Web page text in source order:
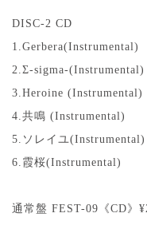
DISC-2 CD
1.Gerbera(Instrumental)
2.Σ-sigma-(Instrumental)
3.Heroine (Instrumental)
4.共鳴 (Instrumental)
5.ソレイユ(Instrumental)
6.霞桜(Instrumental)
通常盤 FEST-09《CD》